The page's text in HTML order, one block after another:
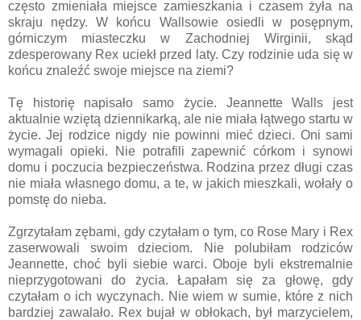
często zmieniała miejsce zamieszkania i czasem żyła na
skraju nędzy. W końcu Wallsowie osiedli w posępnym,
górniczym miasteczku w Zachodniej Wirginii, skąd
zdesperowany Rex uciekł przed laty. Czy rodzinie uda się w
końcu znaleźć swoje miejsce na ziemi?
Tę historię napisało samo życie. Jeannette Walls jest
aktualnie wziętą dziennikarką, ale nie miała łątwego startu w
życie. Jej rodzice nigdy nie powinni mieć dzieci. Oni sami
wymagali opieki. Nie potrafili zapewnić córkom i synowi
domu i poczucia bezpieczeństwa. Rodzina przez długi czas
nie miała własnego domu, a te, w jakich mieszkali, wołały o
pomstę do nieba.
Zgrzytałam zębami, gdy czytałam o tym, co Rose Mary i Rex
zaserwowali swoim dzieciom. Nie polubiłam rodziców
Jeannette, choć byli siebie warci. Oboje byli ekstremalnie
nieprzygotowani do życia. Łapałam się za głowę, gdy
czytałam o ich wyczynach. Nie wiem w sumie, które z nich
bardziej zawalało. Rex bujał w obłokach, był marzycielem,